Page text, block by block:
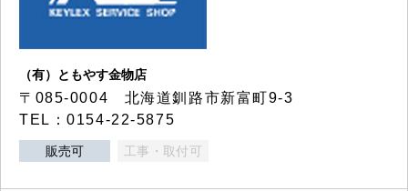
（有）ともやす金物店
〒085-0004 北海道釧路市新富町9-3
TEL：0154-22-5875
販売可 工事・取付可